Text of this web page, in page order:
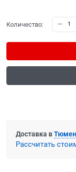
Количество:
Доставка в
Рассчитать